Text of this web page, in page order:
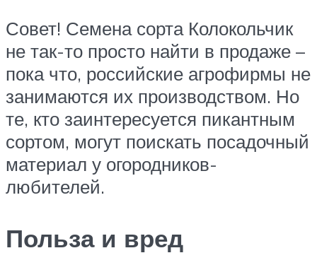
Совет! Семена сорта Колокольчик
не так-то просто найти в продаже –
пока что, российские агрофирмы не
занимаются их производством. Но
те, кто заинтересуется пикантным
сортом, могут поискать посадочный
материал у огородников-
любителей.
Польза и вред